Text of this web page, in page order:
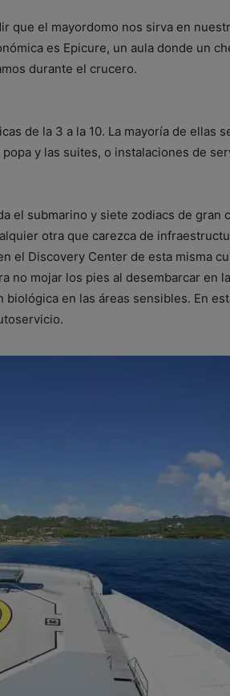
que el mayordomo nos sirva en
es Epicure, un aula donde un
durante el crucero.
de la 3 a la 10. La mayoría de ellas
y las suites, o instalaciones de
el submarino y siete zodiacs de gran
otra que carezca de
el Discovery Center de esta misma
no mojar los pies al desembarcar en
en las áreas sensibles. En